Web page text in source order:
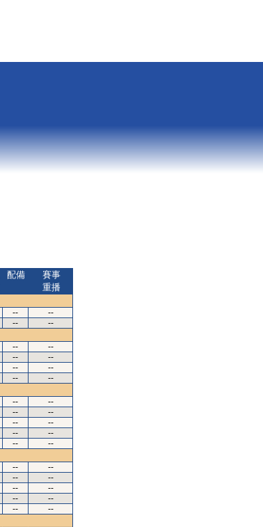
配備
賽事
重播
--
--
--
--
--
--
--
--
--
--
--
--
--
--
--
--
--
--
--
--
--
--
--
--
--
--
--
--
--
--
--
--